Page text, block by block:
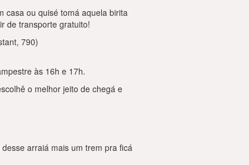
casa ou quisé tomá aquela birita
de transporte gratuito!
790)
às 16h e 17h.
o melhor jeito de chegá e
arraiá mais um trem pra ficá